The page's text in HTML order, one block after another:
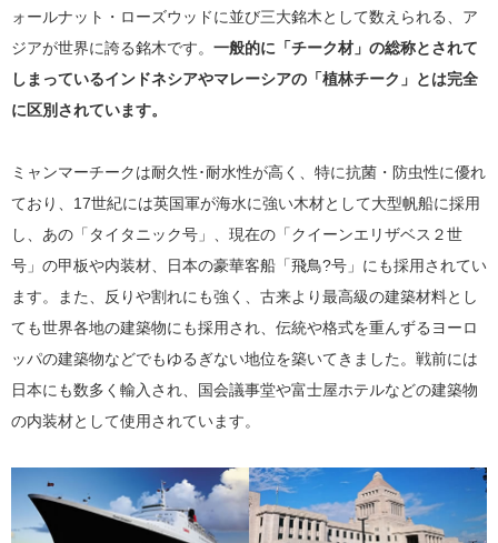
ォールナット・ローズウッドに並び三大銘木として数えられる、ア
ジアが世界に誇る銘木です。 一般的に「チーク材」の総称とされて
しまっているインドネシアやマレーシアの「植林チーク」とは完全
に区別されています。
ミャンマーチークは耐久性･耐水性が高く、特に抗菌・防虫性に優れ
ており、17世紀には英国軍が海水に強い木材として大型帆船に採用
し、あの「タイタニック号」、現在の「クイーンエリザベス２世
号」の甲板や内装材、日本の豪華客船「飛鳥?号」にも採用されてい
ます。また、反りや割れにも強く、古来より最高級の建築材料とし
ても世界各地の建築物にも採用され、伝統や格式を重んずるヨーロ
ッパの建築物などでもゆるぎない地位を築いてきました。戦前には
日本にも数多く輸入され、国会議事堂や富士屋ホテルなどの建築物
の内装材として使用されています。